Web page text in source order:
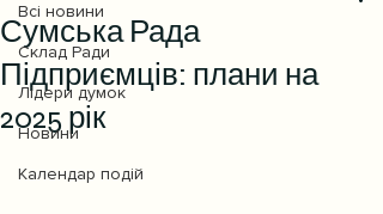
Всі новини
Склад Ради
Лідери думок
Новини
Календар подій
Сумська Рада
Підприємців: плани на
2025 рік